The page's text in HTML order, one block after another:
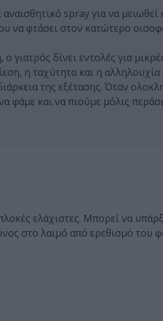
spray για να
να φτάσει στον κατώτερο
δίνει εντολές για
η ταχύτητα και η
της εξέτασης. Όταν
φάμε και να πιούμε μόλις
ελάχιστες. Μπορεί να
στο λαιμό από ερεθισμό